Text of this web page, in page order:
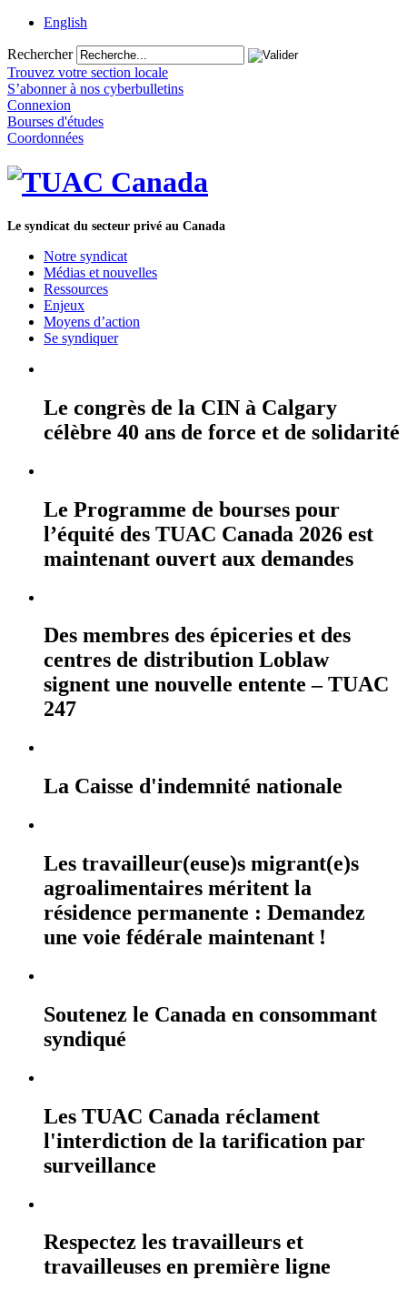
English
Rechercher
Trouvez votre section locale
S’abonner à nos cyberbulletins
Connexion
Bourses d'études
Coordonnées
Le syndicat du secteur privé au Canada
Notre syndicat
Médias et nouvelles
Ressources
Enjeux
Moyens d’action
Se syndiquer
Le congrès de la CIN à Calgary
célèbre 40 ans de force et de solidarité
Le Programme de bourses pour
l’équité des TUAC Canada 2026 est
maintenant ouvert aux demandes
Des membres des épiceries et des
centres de distribution Loblaw
signent une nouvelle entente – TUAC
247
La Caisse d'indemnité nationale
Les travailleur(euse)s migrant(e)s
agroalimentaires méritent la
résidence permanente : Demandez
une voie fédérale maintenant !
Soutenez le Canada en consommant
syndiqué
Les TUAC Canada réclament
l'interdiction de la tarification par
surveillance
Respectez les travailleurs et
travailleuses en première ligne